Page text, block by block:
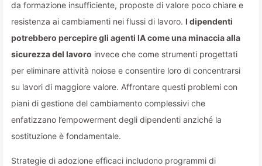
da formazione insufficiente, proposte di valore poco chiare e
resistenza ai cambiamenti nei flussi di lavoro. I dipendenti
potrebbero percepire gli agenti IA come una minaccia alla
sicurezza del lavoro invece che come strumenti progettati
per eliminare attività noiose e consentire loro di concentrarsi
su lavori di maggiore valore. Affrontare questi problemi con
piani di gestione del cambiamento complessivi che
enfatizzano l’empowerment degli dipendenti anziché la
sostituzione è fondamentale.
Strategie di adozione efficaci includono programmi di